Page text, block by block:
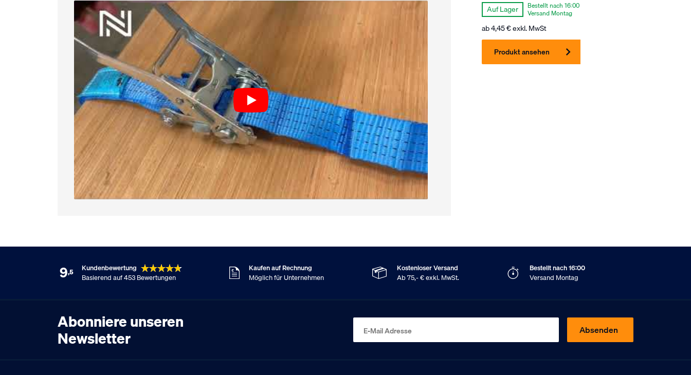
Auf Lager
Bestellt nach 16:00
Versand Montag
ab4,45€exkl. MwSt
Produkt ansehen
9,5
Kundenbewertung
Basierend auf 453 Bewertungen
Kaufen auf Rechnung
Möglich für Unternehmen
Kostenloser Versand
Ab 75,- € exkl. MwSt.
Bestellt nach 16:00
Versand Montag
Abonniere unseren
Newsletter E-Mail Adresse Absenden